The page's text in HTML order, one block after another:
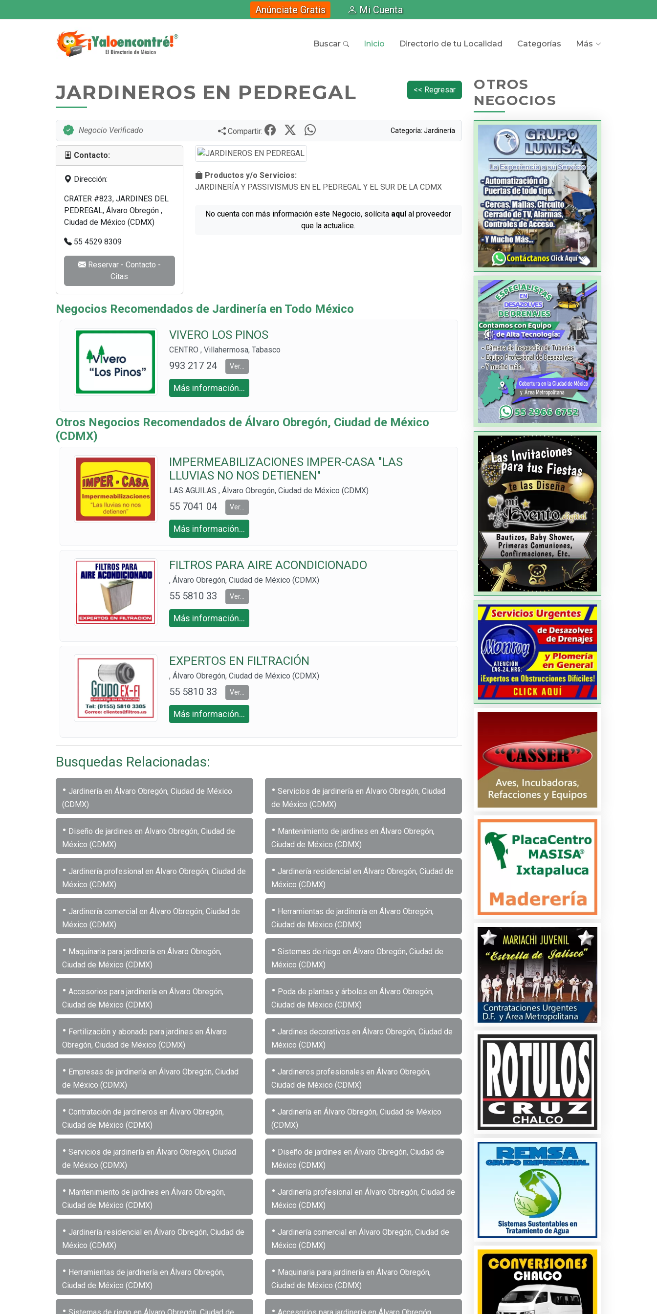
Anúnciate Gratis Mi Cuenta
Buscar Inicio Directorio de tu Localidad Categorías Más
JARDINEROS EN PEDREGAL << Regresar
Negocio Verificado Compartir: Categoría: Jardinería
Contacto:
Dirección:
CRATER #823, JARDINES DEL
PEDREGAL, Álvaro Obregón ,
Ciudad de México (CDMX)
55 4529 8309
Reservar - Contacto -
Citas
Productos y/o Servicios:
JARDINERÍA Y PASSIVISMUS EN EL PEDREGAL Y EL SUR DE LA CDMX
No cuenta con más información este Negocio, solícita aquíal proveedor
que la actualice.
Negocios Recomendados de Jardinería en Todo México
VIVERO LOS PINOS
CENTRO , Villahermosa, Tabasco
993 217 24
40 y 993 13
4 9786
Ver...
Más información...
Otros Negocios Recomendados de Álvaro Obregón, Ciudad de México
(CDMX)
IMPERMEABILIZACIONES IMPER-CASA "LAS
LLUVIAS NO NOS DETIENEN"
LAS AGUILAS , Álvaro Obregón, Ciudad de México (CDMX)
55 7041 04
11 CELS. 5
5 3237 459
1455
Ver...
Más información...
FILTROS PARA AIRE ACONDICIONADO
, Álvaro Obregón, Ciudad de México (CDMX)
55 5810 33
05
Ver...
Más información...
EXPERTOS EN FILTRACIÓN
, Álvaro Obregón, Ciudad de México (CDMX)
55 5810 33
05
Ver...
Más información...
Busquedas Relacionadas:
• Jardinería en Álvaro Obregón, Ciudad de México
(CDMX)
• Servicios de jardinería en Álvaro Obregón, Ciudad
de México (CDMX)
• Diseño de jardines en Álvaro Obregón, Ciudad de
México (CDMX)
• Mantenimiento de jardines en Álvaro Obregón,
Ciudad de México (CDMX)
• Jardinería profesional en Álvaro Obregón, Ciudad de
México (CDMX)
• Jardinería residencial en Álvaro Obregón, Ciudad de
México (CDMX)
• Jardinería comercial en Álvaro Obregón, Ciudad de
México (CDMX)
• Herramientas de jardinería en Álvaro Obregón,
Ciudad de México (CDMX)
• Maquinaria para jardinería en Álvaro Obregón,
Ciudad de México (CDMX)
• Sistemas de riego en Álvaro Obregón, Ciudad de
México (CDMX)
• Accesorios para jardinería en Álvaro Obregón,
Ciudad de México (CDMX)
• Poda de plantas y árboles en Álvaro Obregón,
Ciudad de México (CDMX)
• Fertilización y abonado para jardines en Álvaro
Obregón, Ciudad de México (CDMX)
• Jardines decorativos en Álvaro Obregón, Ciudad de
México (CDMX)
• Empresas de jardinería en Álvaro Obregón, Ciudad
de México (CDMX)
• Jardineros profesionales en Álvaro Obregón,
Ciudad de México (CDMX)
• Contratación de jardineros en Álvaro Obregón,
Ciudad de México (CDMX)
• Jardinería en Álvaro Obregón, Ciudad de México
(CDMX)
• Servicios de jardinería en Álvaro Obregón, Ciudad
de México (CDMX)
• Diseño de jardines en Álvaro Obregón, Ciudad de
México (CDMX)
• Mantenimiento de jardines en Álvaro Obregón,
Ciudad de México (CDMX)
• Jardinería profesional en Álvaro Obregón, Ciudad de
México (CDMX)
• Jardinería residencial en Álvaro Obregón, Ciudad de
México (CDMX)
• Jardinería comercial en Álvaro Obregón, Ciudad de
México (CDMX)
• Herramientas de jardinería en Álvaro Obregón,
Ciudad de México (CDMX)
• Maquinaria para jardinería en Álvaro Obregón,
Ciudad de México (CDMX)
• •
OTROS
NEGOCIOS